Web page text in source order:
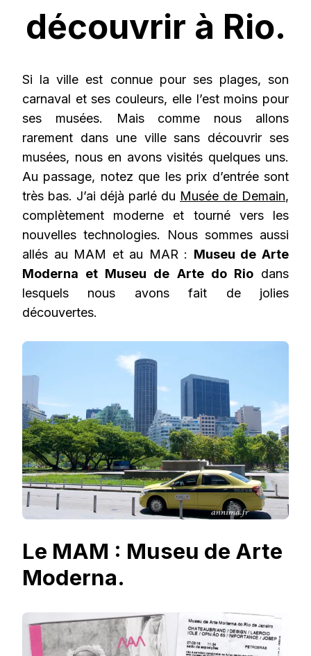
découvrir à Rio.
Si la ville est connue pour ses plages, son
carnaval et ses couleurs, elle l’est moins pour
ses musées. Mais comme nous allons
rarement dans une ville sans découvrir ses
musées, nous en avons visités quelques uns.
Au passage, notez que les prix d’entrée sont
très bas. J’ai déjà parlé du Musée de Demain,
complètement moderne et tourné vers les
nouvelles technologies. Nous sommes aussi
allés au MAM et au MAR : Museu de Arte
Moderna et Museu de Arte do Riodans
lesquels nous avons fait de jolies
découvertes.
Le MAM : Museu de Arte
Moderna.